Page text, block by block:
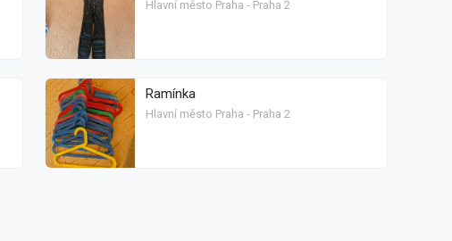
Hlavní město Praha - Praha 2
Ramínka
Hlavní město Praha - Praha 2